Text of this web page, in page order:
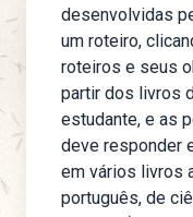
desenvolvidas
um roteiro,
roteiros e seus
partir dos livros
estudante, e as
deve responder
em vários livros
português, de